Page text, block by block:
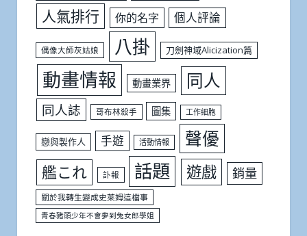
人氣排行 你的名字 個人評論
偶像大師灰姑娘 八掛 刀劍神域Alicization篇
動畫情報 動畫業界 同人
同人誌 哥布林殺手 圖集 工作細胞
戀與製作人 手遊 活動情報 聲優
艦これ 訃報 話題 遊戲 銷量
關於我轉生變成史萊姆這檔事
青春豬頭少年不會夢到兔女郎學姐